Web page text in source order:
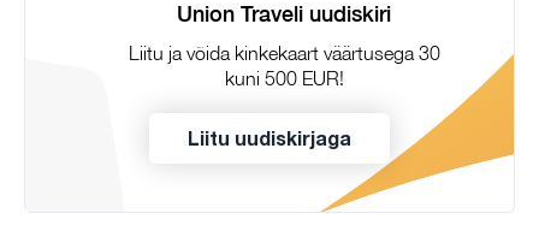
Union Traveli uudiskiri
Liitu ja võida kinkekaart väärtusega 30
kuni 500 EUR!
Liitu uudiskirjaga